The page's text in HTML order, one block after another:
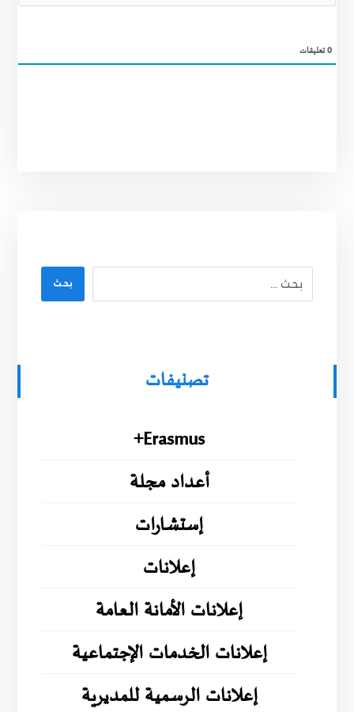
0تعليقات
بحث
تصنيفات
Erasmus+
أعداد مجلة
إستشارات
إعلانات
إعلانات الأمانة العامة
إعلانات الخدمات الإجتماعية
إعلانات الرسمية للمديرية